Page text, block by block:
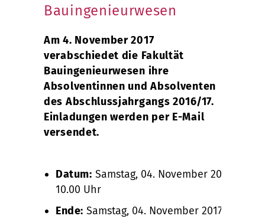
Bauingenieurwesen
Am 4. November 2017
verabschiedet die Fakultät
Bauingenieurwesen ihre
Absolventinnen und Absolventen
des Abschlussjahrgangs 2016/17.
Einladungen werden per E-Mail
versendet.
Datum: Samstag, 04. November 2017,
10.00 Uhr
Ende: Samstag, 04. November 2017,